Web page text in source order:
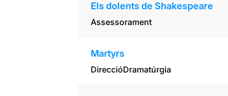
Els dolents de Shakespeare
Assessorament
Martyrs
DireccióDramatúrgia